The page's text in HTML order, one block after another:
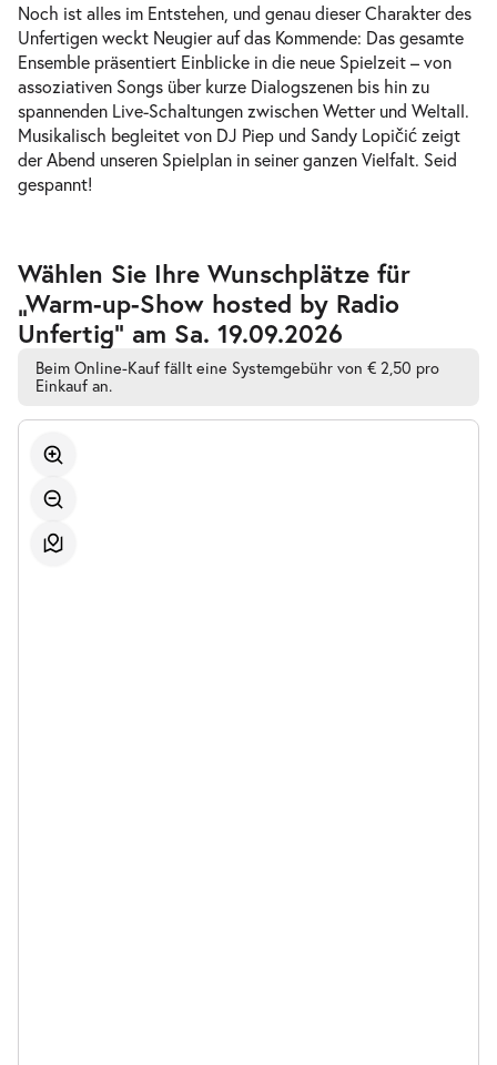
Noch ist alles im Entstehen, und genau dieser Charakter des
Unfertigen weckt Neugier auf das Kommende: Das gesamte
Ensemble präsentiert Einblicke in die neue Spielzeit – von
assoziativen Songs über kurze Dialogszenen bis hin zu
spannenden Live-Schaltungen zwischen Wetter und Weltall.
Musikalisch begleitet von DJ Piep und Sandy Lopičić zeigt
der Abend unseren Spielplan in seiner ganzen Vielfalt. Seid
gespannt!
Wählen Sie Ihre Wunschplätze für
„Warm-up-Show hosted by Radio
Unfertig” am Sa. 19.09.2026
Beim Online-Kauf fällt eine Systemgebühr von € 2,50 pro
Einkauf an.
Zur
barrierefreien
automatischen
Bestplatzwahl